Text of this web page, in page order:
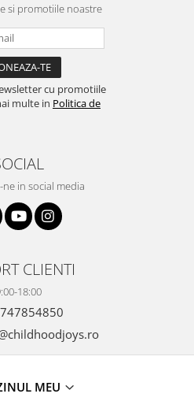
si promotiile noastre
cu promotiile
multe in Politica de
ne in social media
CLIENTI
18:00
MEU